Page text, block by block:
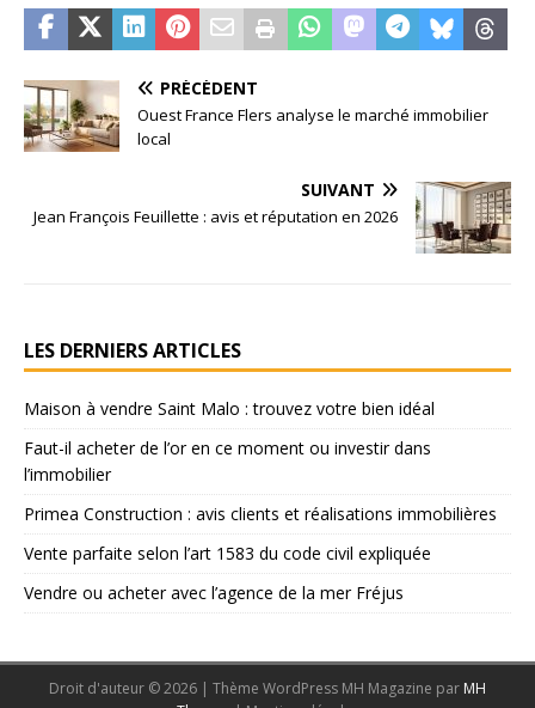
PRÉCÉDENT
Ouest France Flers analyse le marché immobilier
local
SUIVANT
Jean François Feuillette : avis et réputation en 2026
LES DERNIERS ARTICLES
Maison à vendre Saint Malo : trouvez votre bien idéal
Faut-il acheter de l’or en ce moment ou investir dans
l’immobilier
Primea Construction : avis clients et réalisations immobilières
Vente parfaite selon l’art 1583 du code civil expliquée
Vendre ou acheter avec l’agence de la mer Fréjus
Droit d'auteur © 2026 | Thème WordPress MH Magazine par MH